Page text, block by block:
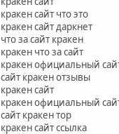
кракен сайт что это
кракен сайт даркнет
что за сайт кракен
кракен что за сайт
кракен официальный
сайт кракен отзывы
кракен сайт
кракен официальный
сайт кракен тор
кракен сайт ссылка